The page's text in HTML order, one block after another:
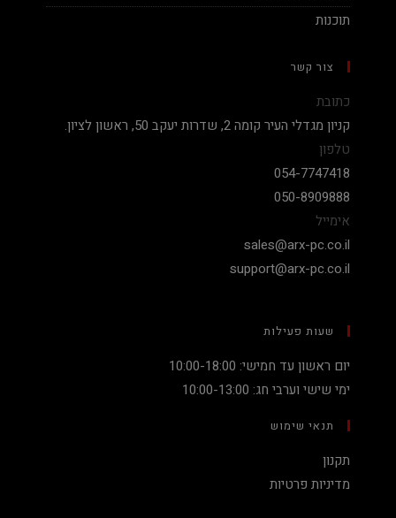
תוכנות
צור קשר
כתובת
קניון מגדלי העיר קומה 2, שדרות יעקב 50, ראשון לציון.
טלפון
054-7747418
050-8909888
אימייל
sales@arx-pc.co.il
support@arx-pc.co.il
שעות פעילות
יום ראשון עד חמישי: 10:00-18:00
ימי שישי וערבי חג: 10:00-13:00
תנאי שימוש
תקנון
מדיניות פרטיות